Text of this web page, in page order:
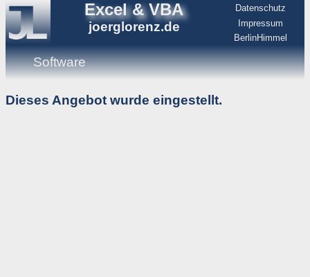
Excel & VBA
joerglorenz.de
Datenschutz
Impressum
BerlinHimmel
Software
Dieses Angebot wurde eingestellt.